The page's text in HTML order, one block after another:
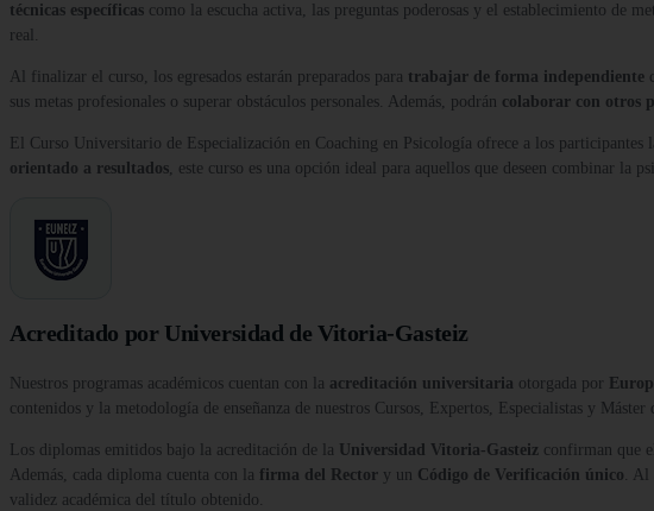
técnicas específicas como la escucha activa, las preguntas poderosas y el establecimiento de
real.
Al finalizar el curso, los egresados estarán preparados para trabajar de forma independiente
sus metas profesionales o superar obstáculos personales. Además, podrán colaborar con otros
El Curso Universitario de Especialización en Coaching en Psicología ofrece a los participantes
orientado a resultados, este curso es una opción ideal para aquellos que deseen combinar la
Acreditado por Universidad de Vitoria-Gasteiz
Nuestros programas académicos cuentan con la acreditación universitaria otorgada por
contenidos y la metodología de enseñanza de nuestros Cursos, Expertos, Especialistas y
Los diplomas emitidos bajo la acreditación de la Universidad Vitoria-Gasteiz confirman que
Además, cada diploma cuenta con la firma del Rector y un Código de Verificación único. Al
validez académica del título obtenido.